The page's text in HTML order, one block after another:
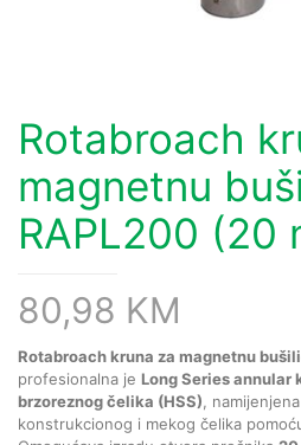
Rotabroach
magnetnu
RAPL200 (20
80,98 KM
Rotabroach kruna za magnetnu
profesionalna je Long Series annular
brzoreznog čelika (HSS) ,
konstrukcionog i mekog čelika